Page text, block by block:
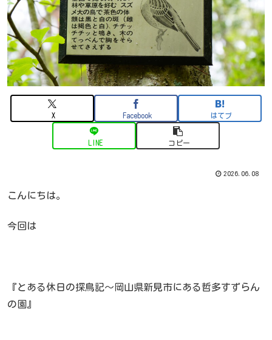
X Facebook はてブ
LINE コピー
2026.06.08
こんにちは。
今回は
『とある休日の探鳥記～岡山県新見市にある哲多すずらん
の園』